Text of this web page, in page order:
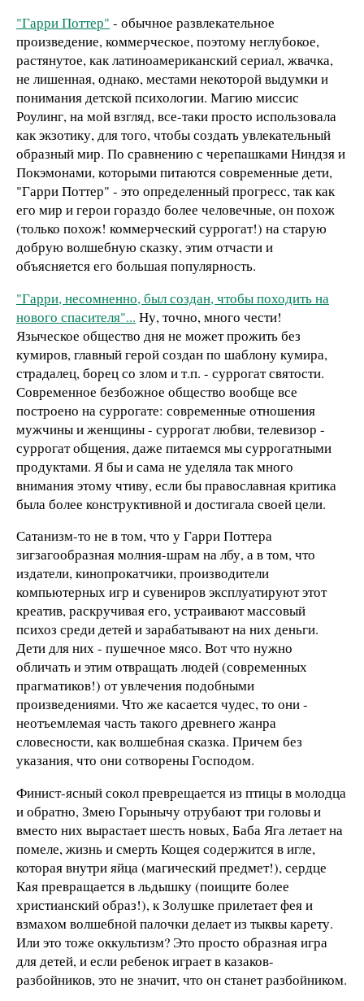
"Гарри Поттер" - обычное развлекательное
произведение, коммерческое, поэтому неглубокое,
растянутое, как латиноамериканский сериал, жвачка,
не лишенная, однако, местами некоторой выдумки и
понимания детской психологии. Магию миссис
Роулинг, на мой взгляд, все-таки просто использовала
как экзотику, для того, чтобы создать увлекательный
образный мир. По сравнению с черепашками Ниндзя и
Покэмонами, которыми питаются современные дети,
"Гарри Поттер" - это определенный прогресс, так как
его мир и герои гораздо более человечные, он похож
(только похож! коммерческий суррогат!) на старую
добрую волшебную сказку, этим отчасти и
объясняется его большая популярность.
"Гарри, несомненно, был создан, чтобы походить на
нового спасителя"... Ну, точно, много чести!
Языческое общество дня не может прожить без
кумиров, главный герой создан по шаблону кумира,
страдалец, борец со злом и т.п. - суррогат святости.
Современное безбожное общество вообще все
построено на суррогате: современные отношения
мужчины и женщины - суррогат любви, телевизор -
суррогат общения, даже питаемся мы суррогатными
продуктами. Я бы и сама не уделяла так много
внимания этому чтиву, если бы православная критика
была более конструктивной и достигала своей цели.
Сатанизм-то не в том, что у Гарри Поттера
зигзагообразная молния-шрам на лбу, а в том, что
издатели, кинопрокатчики, производители
компьютерных игр и сувениров эксплуатируют этот
креатив, раскручивая его, устраивают массовый
психоз среди детей и зарабатывают на них деньги.
Дети для них - пушечное мясо. Вот что нужно
обличать и этим отвращать людей (современных
прагматиков!) от увлечения подобными
произведениями. Что же касается чудес, то они -
неотъемлемая часть такого древнего жанра
словесности, как волшебная сказка. Причем без
указания, что они сотворены Господом.
Финист-ясный сокол преврещается из птицы в молодца
и обратно, Змею Горынычу отрубают три головы и
вместо них вырастает шесть новых, Баба Яга летает на
помеле, жизнь и смерть Кощея содержится в игле,
которая внутри яйца (магический предмет!), сердце
Кая превращается в льдышку (поищите более
христианский образ!), к Золушке прилетает фея и
взмахом волшебной палочки делает из тыквы карету.
Или это тоже оккультизм? Это просто образная игра
для детей, и если ребенок играет в казаков-
разбойников, это не значит, что он станет разбойником.